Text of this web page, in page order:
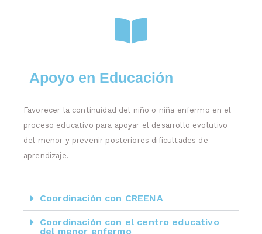
Apoyo en Educación
Favorecer la continuidad del niño o niña enfermo en el
proceso educativo para apoyar el desarrollo evolutivo
del menor y prevenir posteriores dificultades de
aprendizaje.
Coordinación con CREENA
Coordinación con el centro educativo
del menor enfermo